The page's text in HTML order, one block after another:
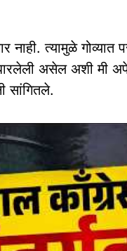
नाही. त्यामुळे
असेल अशी मी
सांगितले.